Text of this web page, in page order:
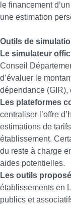
le financement
une estimation
Outils de
Le simulateur
Conseil
d’évaluer le
dépendance (GIR),
Les plateformes
centraliser l’offre
estimations de
établissement.
du reste à charge
aides potentielles.
Les outils
établissements en
publics et